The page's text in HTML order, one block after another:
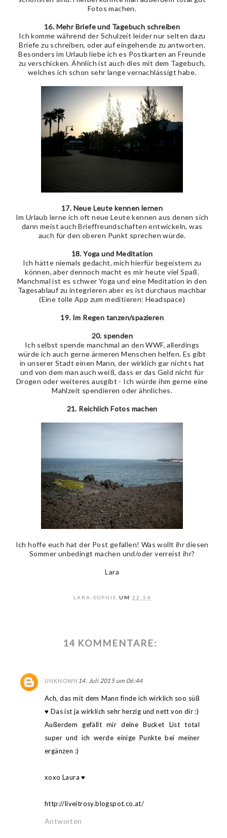
Fotos machen.
16. Mehr Briefe und Tagebuch schreiben
Ich komme während der Schulzeit leider nur selten dazu
Briefe zu schreiben, oder auf eingehende zu antworten.
Besonders im Urlaub liebe ich es Postkarten an Freunde
zu verschicken. Ähnlich ist auch dies mit dem Tagebuch,
welches ich schon sehr lange vernachlässigt habe.
17. Neue Leute kennen lernen
Im Urlaub lerne ich oft neue Leute kennen aus denen sich
dann meist auch Brieffreundschaften entwickeln, was
auch für den oberen Punkt sprechen würde.
18. Yoga und Meditation
Ich hätte niemals gedacht, mich hierfür begeistern zu
können, aber dennoch macht es mir heute viel Spaß.
Manchmal ist es schwer Yoga und eine Meditation in den
Tagesablauf zu integrieren aber es ist durchaus machbar
(Eine tolle App zum meditieren: Headspace)
19. Im Regen tanzen/spazieren
20. spenden
Ich selbst spende manchmal an den WWF, allerdings
würde ich auch gerne ärmeren Menschen helfen. Es gibt
in unserer Stadt einen Mann, der wirklich gar nichts hat
und von dem man auch weiß, dass er das Geld nicht für
Drogen oder weiteres ausgibt - Ich würde ihm gerne eine
Mahlzeit spendieren oder ähnliches.
21. Reichlich Fotos machen
Ich hoffe euch hat der Post gefallen! Was wollt ihr diesen
Sommer unbedingt machen und/oder verreist ihr?
Lara
LARA-SOPHIE UM 22:54
14 KOMMENTARE:
UNKNOWN 14. Juli 2015 um 06:44
Ach, das mit dem Mann finde ich wirklich soo süß
♥ Das ist ja wirklich sehr herzig und nett von dir :)
Außerdem gefällt mir deine Bucket List total
super und ich werde einige Punkte bei meiner
ergänzen :)
xoxo Laura ♥
http://liveitrosy.blogspot.co.at/
Antworten